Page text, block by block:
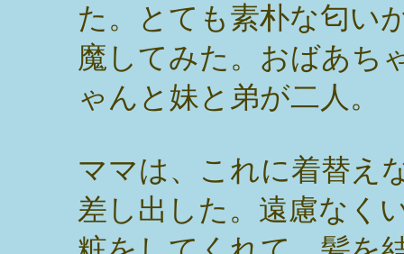
た。とても素朴な匂い
魔してみた。おばあち
ゃんと妹と弟が二人。
ママは、これに着替え
差し出した。遠慮なく